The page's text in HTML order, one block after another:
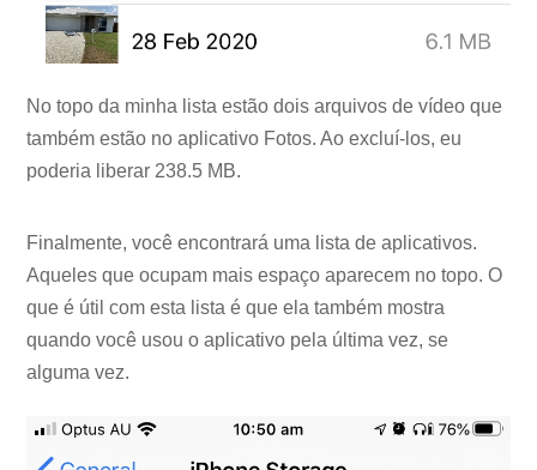
No topo da minha lista estão dois arquivos de vídeo que
também estão no aplicativo Fotos. Ao excluí-los, eu
poderia liberar 238.5 MB.
Finalmente, você encontrará uma lista de aplicativos.
Aqueles que ocupam mais espaço aparecem no topo. O
que é útil com esta lista é que ela também mostra
quando você usou o aplicativo pela última vez, se
alguma vez.